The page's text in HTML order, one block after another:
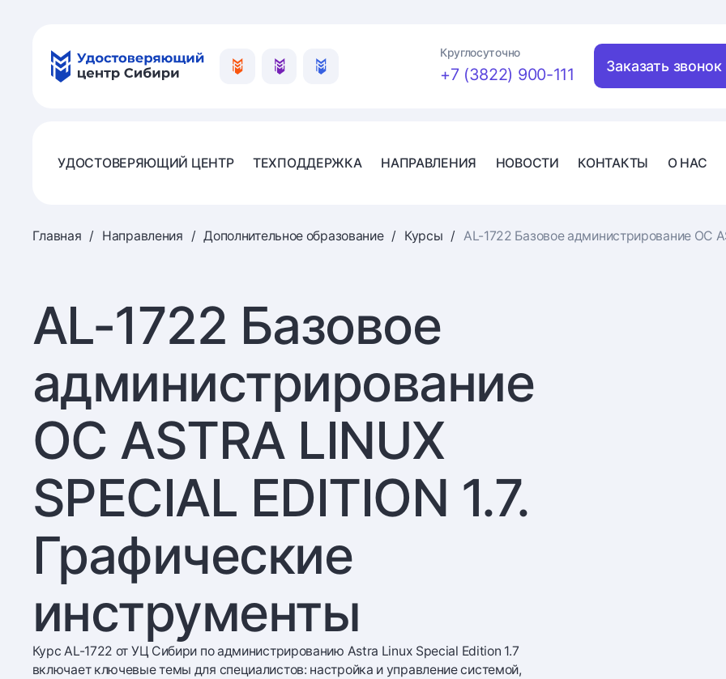
Круглосуточно
+7 (3822) 900-111 Заказать звонок
УДОСТОВЕРЯЮЩИЙ ЦЕНТР ТЕХПОДДЕРЖКА НАПРАВЛЕНИЯ НОВОСТИ КОНТАКТЫ О НАС
Главная Направления Дополнительное образование Курсы AL-1722 Базовое администрирование OC
AL-1722 Базовое
администрирование
OC ASTRA LINUX
SPECIAL EDITION 1.7.
Графические
инструменты
Курс AL-1722 от УЦ Сибири по администрированию Astra Linux Special Edition 1.7
включает ключевые темы для специалистов: настройка и управление системой,